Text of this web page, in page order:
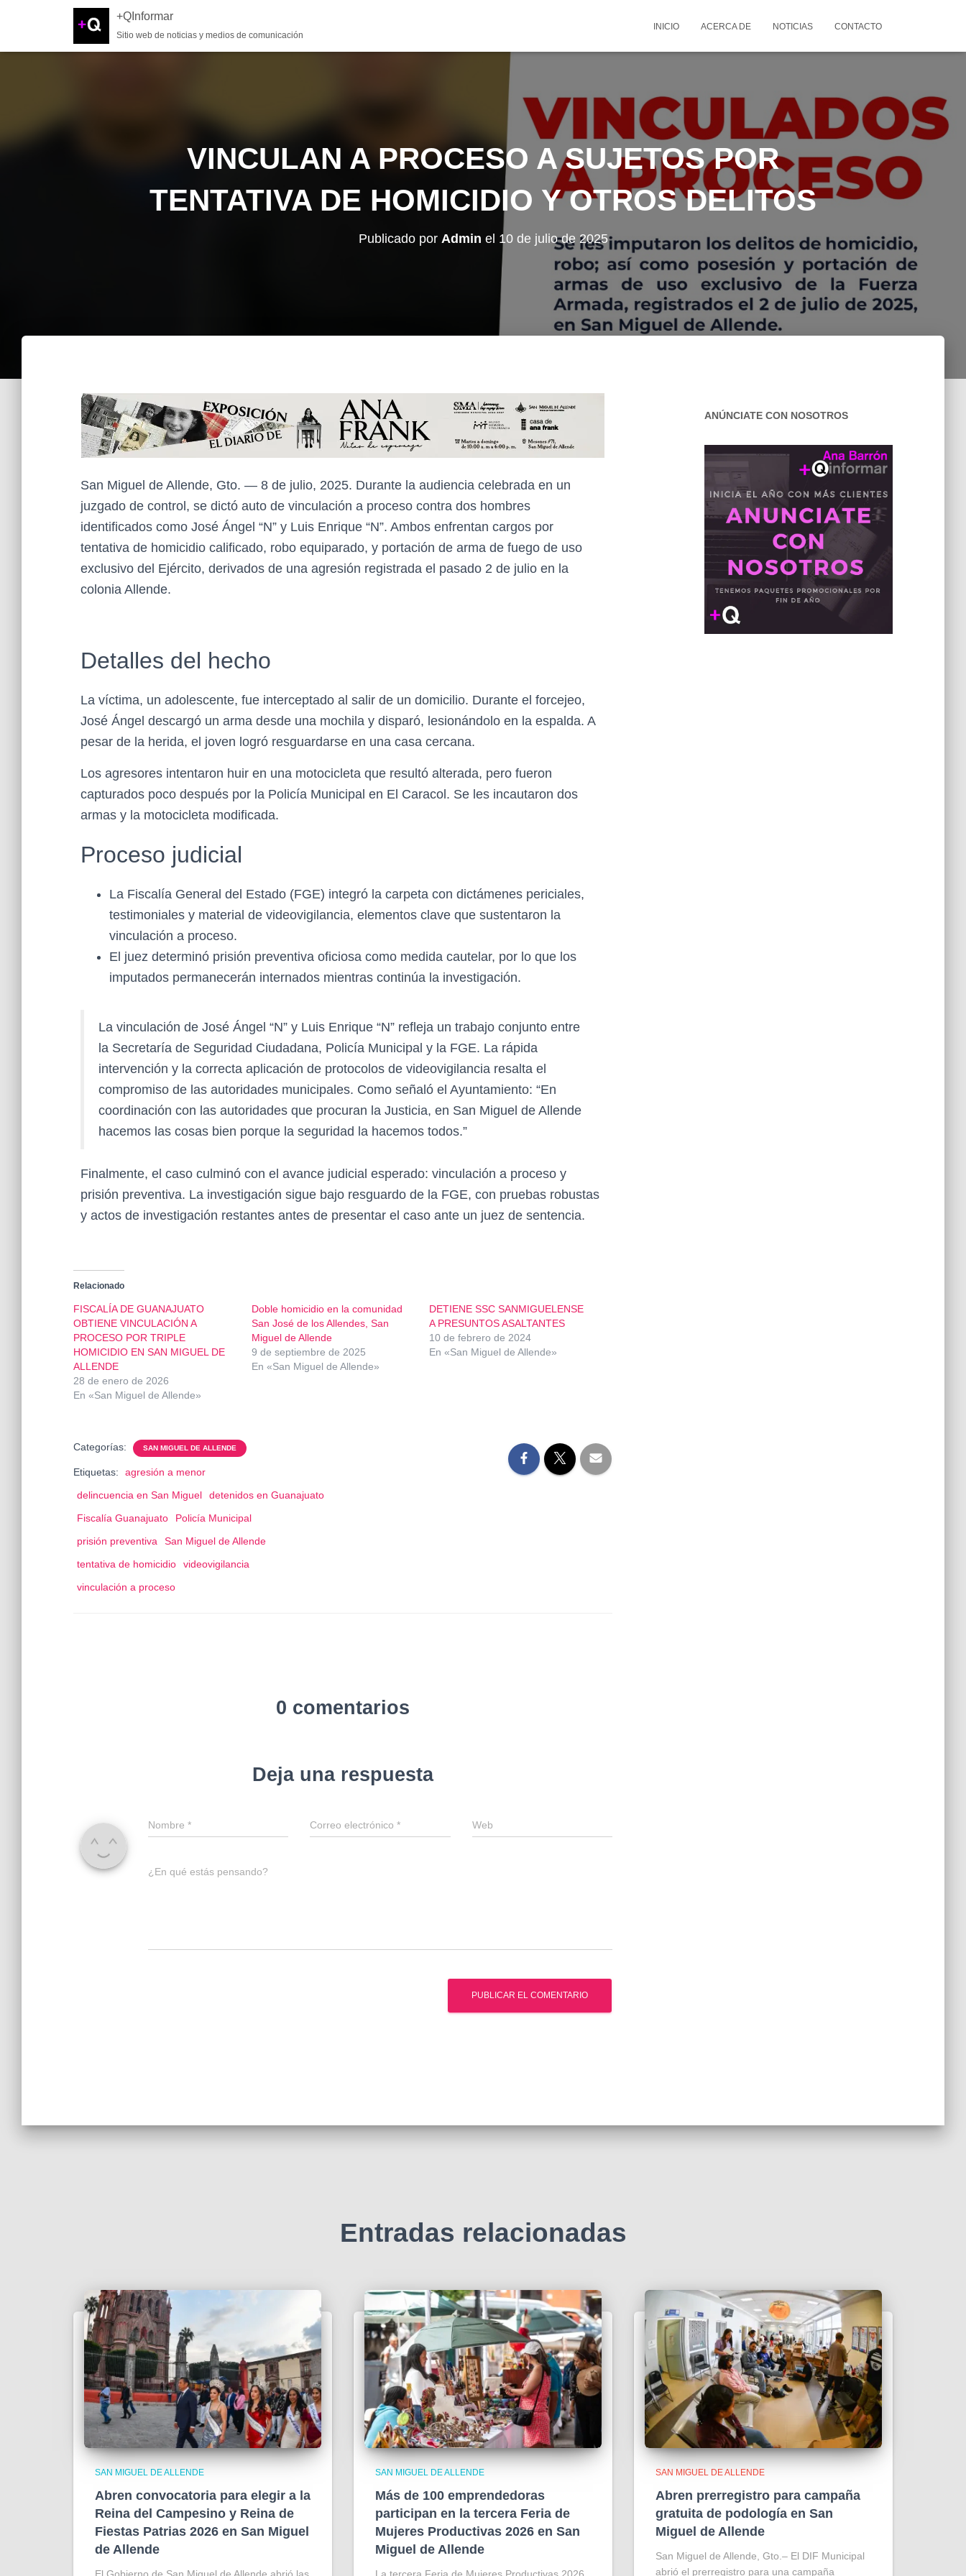
+QInformar
Sitio web de noticias y medios de comunicación
INICIO ACERCA DE NOTICIAS CONTACTO
VINCULAN A PROCESO A SUJETOS POR
TENTATIVA DE HOMICIDIO Y OTROS DELITOS
Publicado por Admin el 10 de julio de 2025
San Miguel de Allende, Gto. — 8 de julio, 2025. Durante la audiencia celebrada en un
juzgado de control, se dictó auto de vinculación a proceso contra dos hombres
identificados como José Ángel “N” y Luis Enrique “N”. Ambos enfrentan cargos por
tentativa de homicidio calificado, robo equiparado, y portación de arma de fuego de uso
exclusivo del Ejército, derivados de una agresión registrada el pasado 2 de julio en la
colonia Allende.
Detalles del hecho
La víctima, un adolescente, fue interceptado al salir de un domicilio. Durante el forcejeo,
José Ángel descargó un arma desde una mochila y disparó, lesionándolo en la espalda. A
pesar de la herida, el joven logró resguardarse en una casa cercana.
Los agresores intentaron huir en una motocicleta que resultó alterada, pero fueron
capturados poco después por la Policía Municipal en El Caracol. Se les incautaron dos
armas y la motocicleta modificada.
Proceso judicial
La Fiscalía General del Estado (FGE) integró la carpeta con dictámenes periciales,
testimoniales y material de videovigilancia, elementos clave que sustentaron la
vinculación a proceso.
El juez determinó prisión preventiva oficiosa como medida cautelar, por lo que los
imputados permanecerán internados mientras continúa la investigación.
La vinculación de José Ángel “N” y Luis Enrique “N” refleja un trabajo conjunto entre
la Secretaría de Seguridad Ciudadana, Policía Municipal y la FGE. La rápida
intervención y la correcta aplicación de protocolos de videovigilancia resalta el
compromiso de las autoridades municipales. Como señaló el Ayuntamiento: “En
coordinación con las autoridades que procuran la Justicia, en San Miguel de Allende
hacemos las cosas bien porque la seguridad la hacemos todos.”
Finalmente, el caso culminó con el avance judicial esperado: vinculación a proceso y
prisión preventiva. La investigación sigue bajo resguardo de la FGE, con pruebas robustas
y actos de investigación restantes antes de presentar el caso ante un juez de sentencia.
Relacionado
FISCALÍA DE GUANAJUATO
OBTIENE VINCULACIÓN A
PROCESO POR TRIPLE
HOMICIDIO EN SAN MIGUEL DE
ALLENDE
28 de enero de 2026
En «San Miguel de Allende»
Doble homicidio en la comunidad
San José de los Allendes, San
Miguel de Allende
9 de septiembre de 2025
En «San Miguel de Allende»
DETIENE SSC SANMIGUELENSE
A PRESUNTOS ASALTANTES
10 de febrero de 2024
En «San Miguel de Allende»
Categorías: SAN MIGUEL DE ALLENDE
Etiquetas:
agresión a menor
delincuencia en San Miguel
detenidos en Guanajuato
Fiscalía Guanajuato
Policía Municipal
prisión preventiva
San Miguel de Allende
tentativa de homicidio
videovigilancia
vinculación a proceso
0 comentarios
Deja una respuesta
Nombre * Correo electrónico* Web
¿En qué estás pensando?
ANÚNCIATE CON NOSOTROS
Entradas relacionadas
SAN MIGUEL DE ALLENDE
Abren convocatoria para elegir a la
Reina del Campesino y Reina de
Fiestas Patrias 2026 en San Miguel
de Allende
SAN MIGUEL DE ALLENDE
Más de 100 emprendedoras
participan en la tercera Feria de
Mujeres Productivas 2026 en San
Miguel de Allende
SAN MIGUEL DE ALLENDE
Abren prerregistro para campaña
gratuita de podología en San
Miguel de Allende
San Miguel de Allende, Gto.– El DIF Municipal
abrió el prerregistro para una campaña